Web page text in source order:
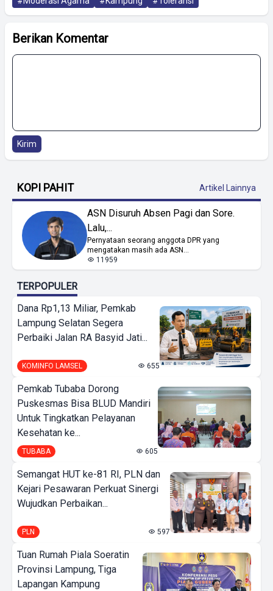
Berikan Komentar
Kirim
KOPI PAHIT Artikel Lainnya
ASN Disuruh Absen Pagi dan Sore.
Lalu,...
Pernyataan seorang anggota DPR yang
mengatakan masih ada ASN...
11959
TERPOPULER
Dana Rp1,13 Miliar, Pemkab
Lampung Selatan Segera
Perbaiki Jalan RA Basyid Jati...
KOMINFO LAMSEL 655
Pemkab Tubaba Dorong
Puskesmas Bisa BLUD Mandiri
Untuk Tingkatkan Pelayanan
Kesehatan ke...
TUBABA 605
Semangat HUT ke-81 RI, PLN dan
Kejari Pesawaran Perkuat Sinergi
Wujudkan Perbaikan...
PLN 597
Tuan Rumah Piala Soeratin
Provinsi Lampung, Tiga
Lapangan Kampung